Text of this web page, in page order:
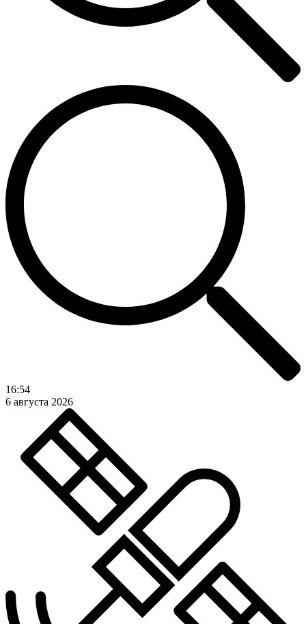
16:54
6 августа 2026